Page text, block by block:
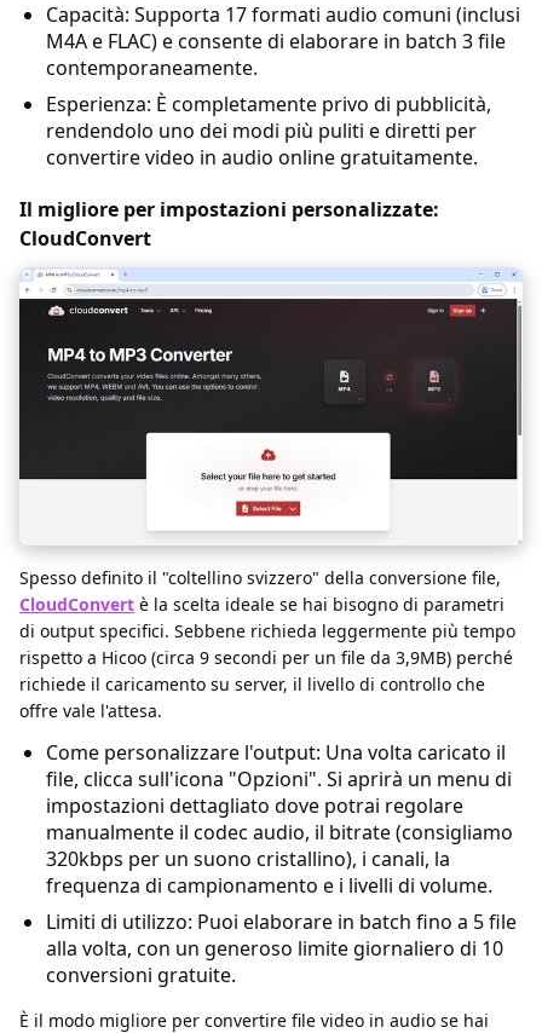
Capacità: Supporta 17 formati audio comuni (inclusi
M4A e FLAC) e consente di elaborare in batch 3 file
contemporaneamente.
Esperienza: È completamente privo di pubblicità,
rendendolo uno dei modi più puliti e diretti per
convertire video in audio online gratuitamente.
Il migliore per impostazioni personalizzate:
CloudConvert
Spesso definito il "coltellino svizzero" della conversione file,
CloudConvert è la scelta ideale se hai bisogno di parametri
di output specifici. Sebbene richieda leggermente più tempo
rispetto a Hicoo (circa 9 secondi per un file da 3,9MB) perché
richiede il caricamento su server, il livello di controllo che
offre vale l'attesa.
Come personalizzare l'output: Una volta caricato il
file, clicca sull'icona "Opzioni". Si aprirà un menu di
impostazioni dettagliato dove potrai regolare
manualmente il codec audio, il bitrate (consigliamo
320kbps per un suono cristallino), i canali, la
frequenza di campionamento e i livelli di volume.
Limiti di utilizzo: Puoi elaborare in batch fino a 5 file
alla volta, con un generoso limite giornaliero di 10
conversioni gratuite.
È il modo migliore per convertire file video in audio se hai